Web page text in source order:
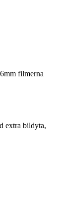
filmerna
extra bildyta,